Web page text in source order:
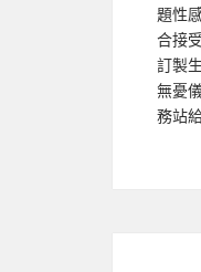
題性
合接
訂製
無憂
務站